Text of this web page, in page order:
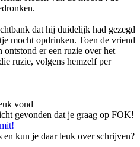
dat hij duidelijk had gezegd
mocht opdrinken. Toen de vriend
er een ruzie over het
ruzie, volgens hemzelf per
vond
gevonden dat je graag op FOK!
kun je daar leuk over schrijven?